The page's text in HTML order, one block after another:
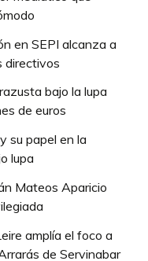
en SEPI alcanza a
directivos
bajo la lupa
de euros
su papel en la
lupa
Mateos Aparicio
amplía el foco a
de Servinabar